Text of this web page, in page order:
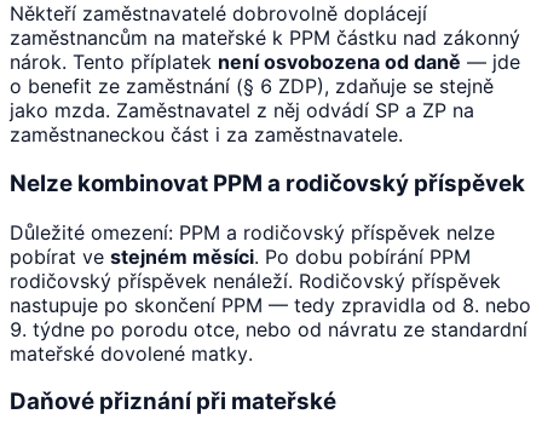
Někteří zaměstnavatelé dobrovolně doplácejí
zaměstnancům na mateřské k PPM částku nad zákonný
nárok. Tento příplatek není osvobozena od daně — jde
o benefit ze zaměstnání (§ 6 ZDP), zdaňuje se stejně
jako mzda. Zaměstnavatel z něj odvádí SP a ZP na
zaměstnaneckou část i za zaměstnavatele.
Nelze kombinovat PPM a rodičovský příspěvek
Důležité omezení: PPM a rodičovský příspěvek nelze
pobírat ve stejném měsíci. Po dobu pobírání PPM
rodičovský příspěvek nenáleží. Rodičovský příspěvek
nastupuje po skončení PPM — tedy zpravidla od 8. nebo
9. týdne po porodu otce, nebo od návratu ze standardní
mateřské dovolené matky.
Daňové přiznání při mateřské